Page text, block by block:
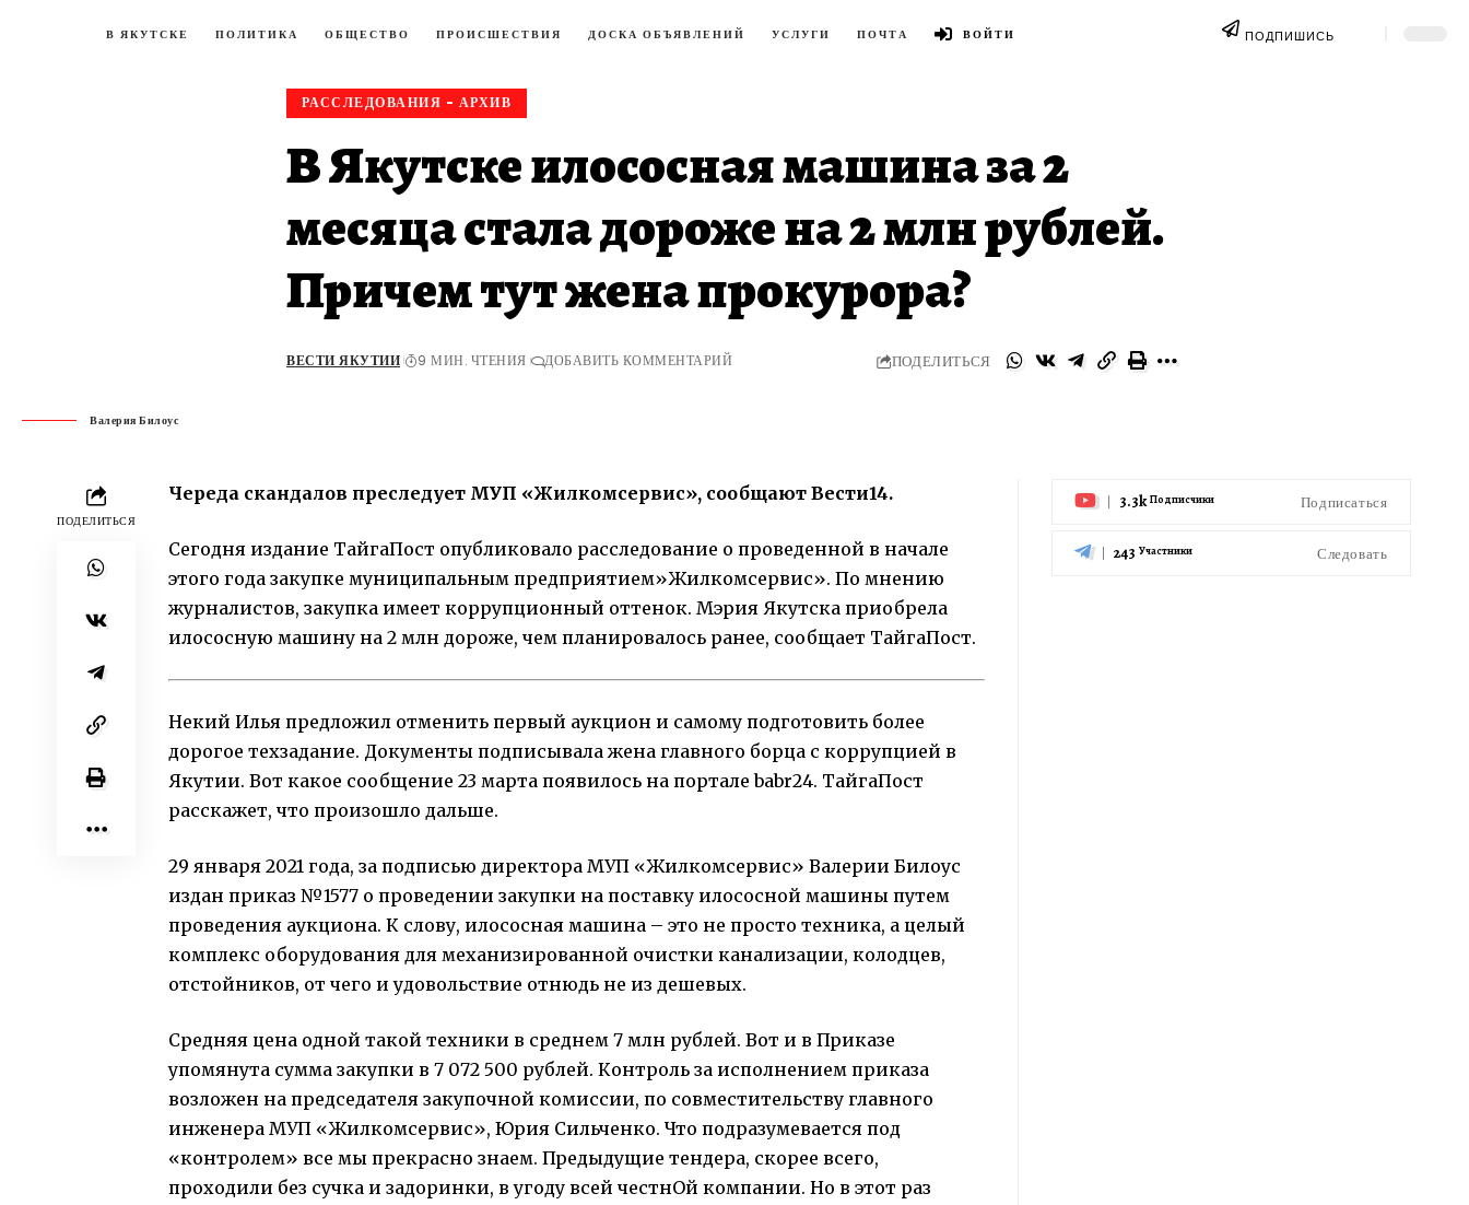
В ЯКУТСКЕ ПОЛИТИКА ОБЩЕСТВО ПРОИСШЕСТВИЯ ДОСКА ОБЪЯВЛЕНИЙ УСЛУГИ ПОЧТА ВОЙТИ ПОДПИШИСЬ
РАССЛЕДОВАНИЯ - АРХИВ
В Якутске илососная машина за 2
месяца стала дороже на 2 млн рублей.
Причем тут жена прокурора?
ВЕСТИ ЯКУТИИ 9 МИН. ЧТЕНИЯ ДОБАВИТЬ КОММЕНТАРИЙ ПОДЕЛИТЬСЯ
Валерия Билоус
ПОДЕЛИТЬСЯ
Череда скандалов преследует МУП «Жилкомсервис», сообщают Вести14.
Сегодня издание ТайгаПост опубликовало расследование о проведенной в начале
этого года закупке муниципальным предприятием»Жилкомсервис». По мнению
журналистов, закупка имеет коррупционный оттенок. Мэрия Якутска приобрела
илососную машину на 2 млн дороже, чем планировалось ранее, сообщает ТайгаПост.
Некий Илья предложил отменить первый аукцион и самому подготовить более
дорогое техзадание. Документы подписывала жена главного борца с коррупцией в
Якутии. Вот какое сообщение 23 марта появилось на портале babr24. ТайгаПост
расскажет, что произошло дальше.
29 января 2021 года, за подписью директора МУП «Жилкомсервис» Валерии Билоус
издан приказ №1577 о проведении закупки на поставку илососной машины путем
проведения аукциона. К слову, илососная машина – это не просто техника, а целый
комплекс оборудования для механизированной очистки канализации, колодцев,
отстойников, от чего и удовольствие отнюдь не из дешевых.
Средняя цена одной такой техники в среднем 7 млн рублей. Вот и в Приказе
упомянута сумма закупки в 7 072 500 рублей. Контроль за исполнением приказа
возложен на председателя закупочной комиссии, по совместительству главного
инженера МУП «Жилкомсервис», Юрия Сильченко. Что подразумевается под
«контролем» все мы прекрасно знаем. Предыдущие тендера, скорее всего,
проходили без сучка и задоринки, в угоду всей честнОй компании. Но в этот раз
3.3k Подписчики Подписаться
243 Участники Следовать